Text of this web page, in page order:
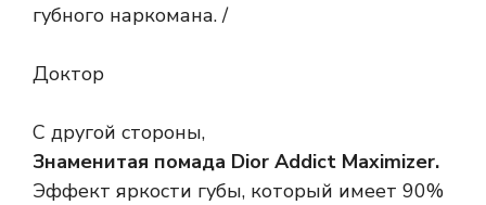
губного наркомана. /
Доктор
С другой стороны,
Знаменитая помада Dior Addict Maximizer.
Эффект яркости губы, который имеет 90%